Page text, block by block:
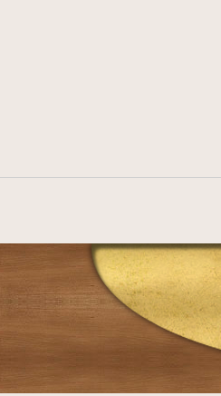
Главное
меню